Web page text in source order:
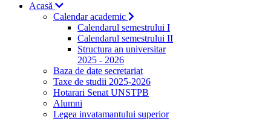
Acasă
Calendar academic
Calendarul semestrului I
Calendarul semestrului II
Structura an universitar
2025 - 2026
Baza de date secretariat
Taxe de studii 2025-2026
Hotarari Senat UNSTPB
Alumni
Legea invatamantului superior